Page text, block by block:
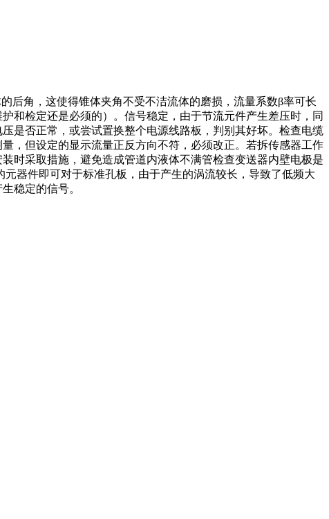
角，这使得锥体夹角不受不洁流体的磨损，流量系数β率可长
和检定还是必须的）。信号稳定，由于节流元件产生差压时，同
是否正常，或尝试置换整个电源线路板，判别其好坏。检查电缆
，但设定的显示流量正反方向不符，必须改正。若拆传感器工作
时采取措施，避免造成管道内液体不满管检查变送器内壁电极是
器件即可对于标准孔板，由于产生的涡流较长，导致了低频大
稳定的信号。